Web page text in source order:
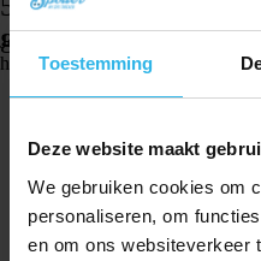
Toestemming
Deze website maakt
We gebruiken cookies om
personaliseren, om
en om ons websiteverkeer
gebruiken
Je hebt keuze uit 3, 6, 12 of 24
het prepaid tegoed lees je